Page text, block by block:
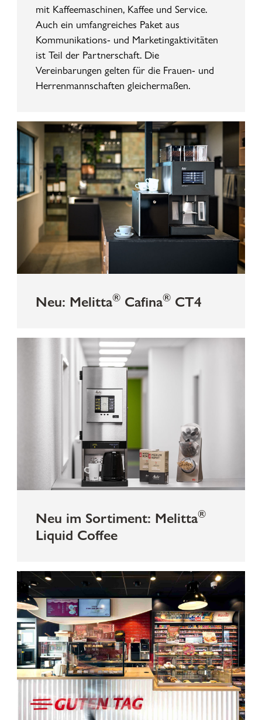
mit Kaffeemaschinen, Kaffee und Service.
Auch ein umfangreiches Paket aus
Kommunikations- und Marketingaktivitäten
ist Teil der Partnerschaft. Die
Vereinbarungen gelten für die Frauen- und
Herrenmannschaften gleichermaßen.
Neu: Melitta® Cafina® CT4
Neu im Sortiment: Melitta®
Liquid Coffee